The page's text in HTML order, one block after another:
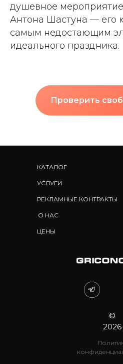
душевное
Антона Шастуна — его
самым недостающим
идеального праздника.
Проверить
©
2026
РЕКЛАМНЫЕ КОНТРАКТЫ
КАТАЛОГ
УСЛУГИ
О НАС
ЦЕНЫ